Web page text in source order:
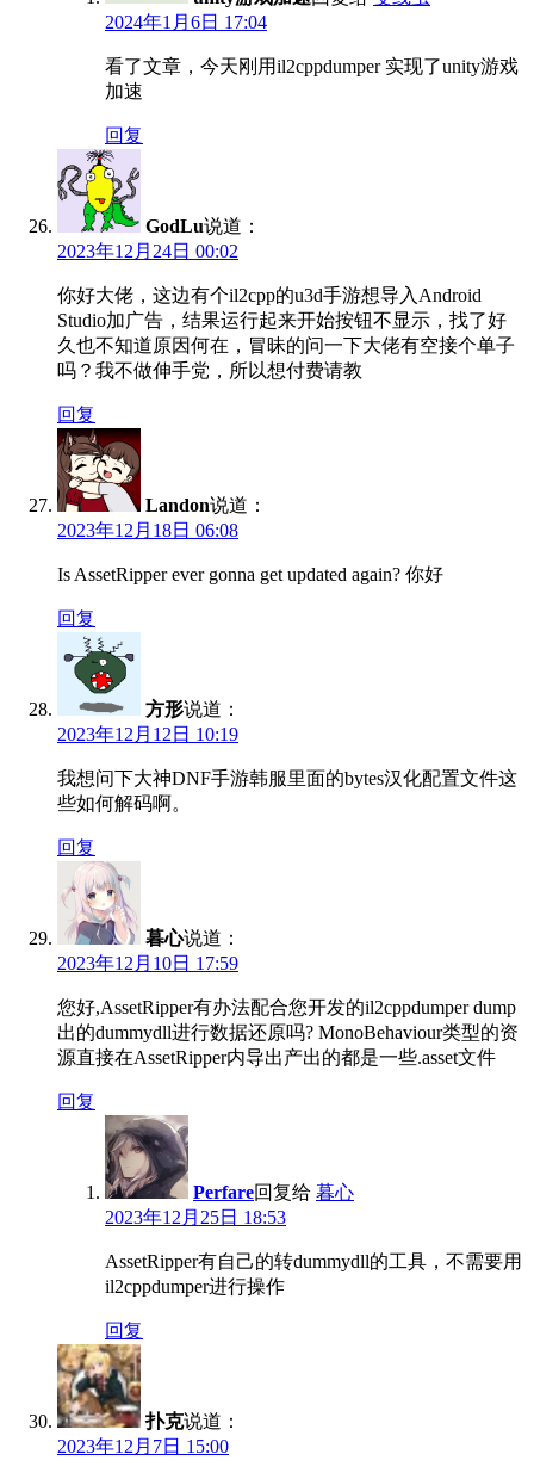
2024年1月6日 17:04
看了文章，今天刚用il2cppdumper 实现了unity游戏
加速
回复
GodLu说道：
2023年12月24日 00:02
你好大佬，这边有个il2cpp的u3d手游想导入Android
Studio加广告，结果运行起来开始按钮不显示，找了好
久也不知道原因何在，冒昧的问一下大佬有空接个单子
吗？我不做伸手党，所以想付费请教
回复
Landon说道：
2023年12月18日 06:08
Is AssetRipper ever gonna get updated again? 你好
回复
方形说道：
2023年12月12日 10:19
我想问下大神DNF手游韩服里面的bytes汉化配置文件这
些如何解码啊。
回复
暮心说道：
2023年12月10日 17:59
您好,AssetRipper有办法配合您开发的il2cppdumper dump
出的dummydll进行数据还原吗? MonoBehaviour类型的资
源直接在AssetRipper内导出产出的都是一些.asset文件
回复
Perfare回复给 暮心
2023年12月25日 18:53
AssetRipper有自己的转dummydll的工具，不需要用
il2cppdumper进行操作
回复
扑克说道：
2023年12月7日 15:00